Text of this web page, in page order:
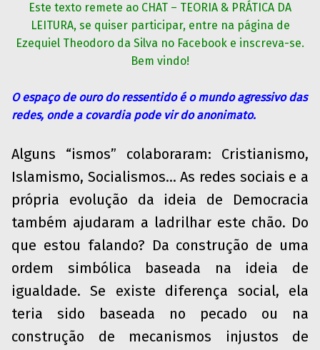
Este texto remete ao CHAT – TEORIA & PRÁTICA DA
LEITURA, se quiser participar, entre na página de
Ezequiel Theodoro da Silva no Facebook e inscreva-se.
Bem vindo!
O espaço de ouro do ressentido é o mundo agressivo das
redes, onde a covardia pode vir do anonimato.
Alguns “ismos” colaboraram: Cristianismo,
Islamismo, Socialismos… As redes sociais e a
própria evolução da ideia de Democracia
também ajudaram a ladrilhar este chão. Do
que estou falando? Da construção de uma
ordem simbólica baseada na ideia de
igualdade. Se existe diferença social, ela
teria sido baseada no pecado ou na
construção de mecanismos injustos de